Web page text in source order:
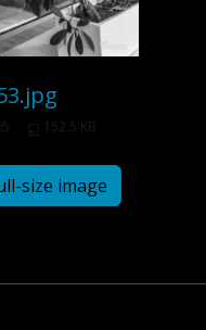
152.5 KB
size image